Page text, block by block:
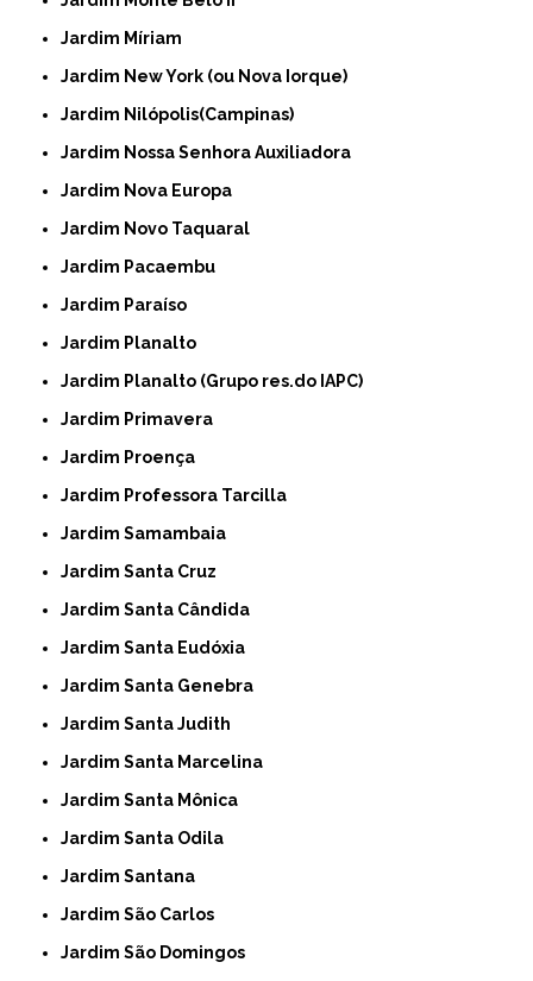
Jardim Míriam
Jardim New York (ou Nova Iorque)
Jardim Nilópolis(Campinas)
Jardim Nossa Senhora Auxiliadora
Jardim Nova Europa
Jardim Novo Taquaral
Jardim Pacaembu
Jardim Paraíso
Jardim Planalto
Jardim Planalto (Grupo res.do IAPC)
Jardim Primavera
Jardim Proença
Jardim Professora Tarcilla
Jardim Samambaia
Jardim Santa Cruz
Jardim Santa Cândida
Jardim Santa Eudóxia
Jardim Santa Genebra
Jardim Santa Judith
Jardim Santa Marcelina
Jardim Santa Mônica
Jardim Santa Odila
Jardim Santana
Jardim São Carlos
Jardim São Domingos